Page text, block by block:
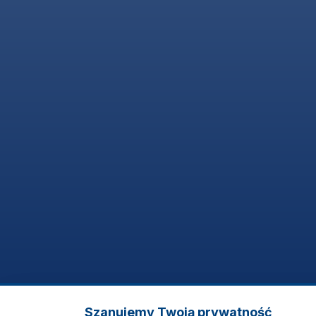
Szanujemy Twoją prywatność